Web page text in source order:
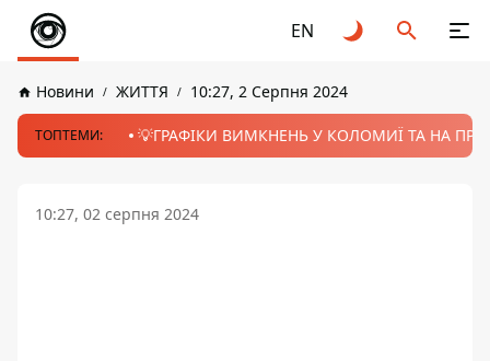
EN
Новини ЖИТТЯ 10:27, 2 Серпня 2024
ТОПТЕМИ: 💡ГРАФІКИ ВИМКНЕНЬ У КОЛОМИЇ ТА НА
10:27, 02 серпня 2024